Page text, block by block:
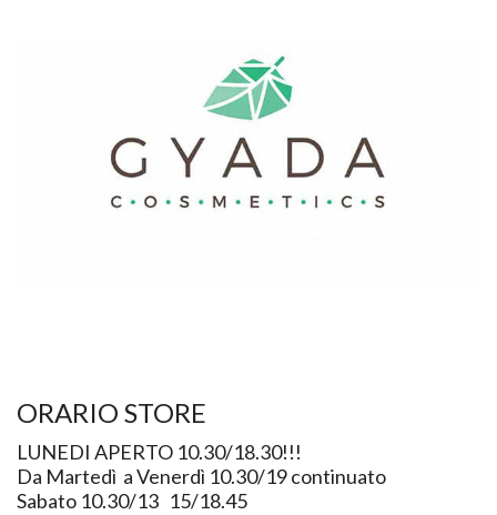
ORARIO STORE
LUNEDI APERTO 10.30/18.30!!!
Da Martedì a Venerdì 10.30/19 continuato
Sabato 10.30/13 15/18.45